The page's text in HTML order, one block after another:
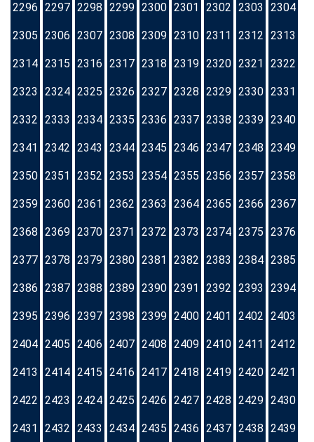
2296 2297 2298 2299 2300 2301 2302 2303 2304
2305 2306 2307 2308 2309 2310 2311 2312 2313
2314 2315 2316 2317 2318 2319 2320 2321 2322
2323 2324 2325 2326 2327 2328 2329 2330 2331
2332 2333 2334 2335 2336 2337 2338 2339 2340
2341 2342 2343 2344 2345 2346 2347 2348 2349
2350 2351 2352 2353 2354 2355 2356 2357 2358
2359 2360 2361 2362 2363 2364 2365 2366 2367
2368 2369 2370 2371 2372 2373 2374 2375 2376
2377 2378 2379 2380 2381 2382 2383 2384 2385
2386 2387 2388 2389 2390 2391 2392 2393 2394
2395 2396 2397 2398 2399 2400 2401 2402 2403
2404 2405 2406 2407 2408 2409 2410 2411 2412
2413 2414 2415 2416 2417 2418 2419 2420 2421
2422 2423 2424 2425 2426 2427 2428 2429 2430
2431 2432 2433 2434 2435 2436 2437 2438 2439